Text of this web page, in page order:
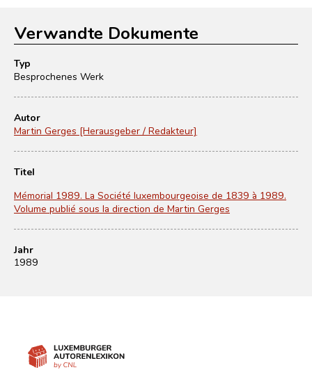
Verwandte Dokumente
Typ
Besprochenes Werk
Autor
Martin Gerges [Herausgeber / Redakteur]
Titel
Mémorial 1989. La Société luxembourgeoise de 1839 à 1989.
Volume publié sous la direction de Martin Gerges
Jahr
1989